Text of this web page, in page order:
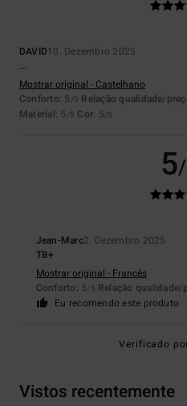
DAVID10. Dezembro 2025
...
Mostrar original - Castelhano
Conforto: 5 /5 Relação qualidade/
Material: 5 /5 Cor: 5/5
5
Jean-Marc2. Dezembro 2025
TB+
Mostrar original - Francês
Conforto: 5/5 Relação qualidade/
Eu recomendo este produto
Verificado
Vistos recentemente